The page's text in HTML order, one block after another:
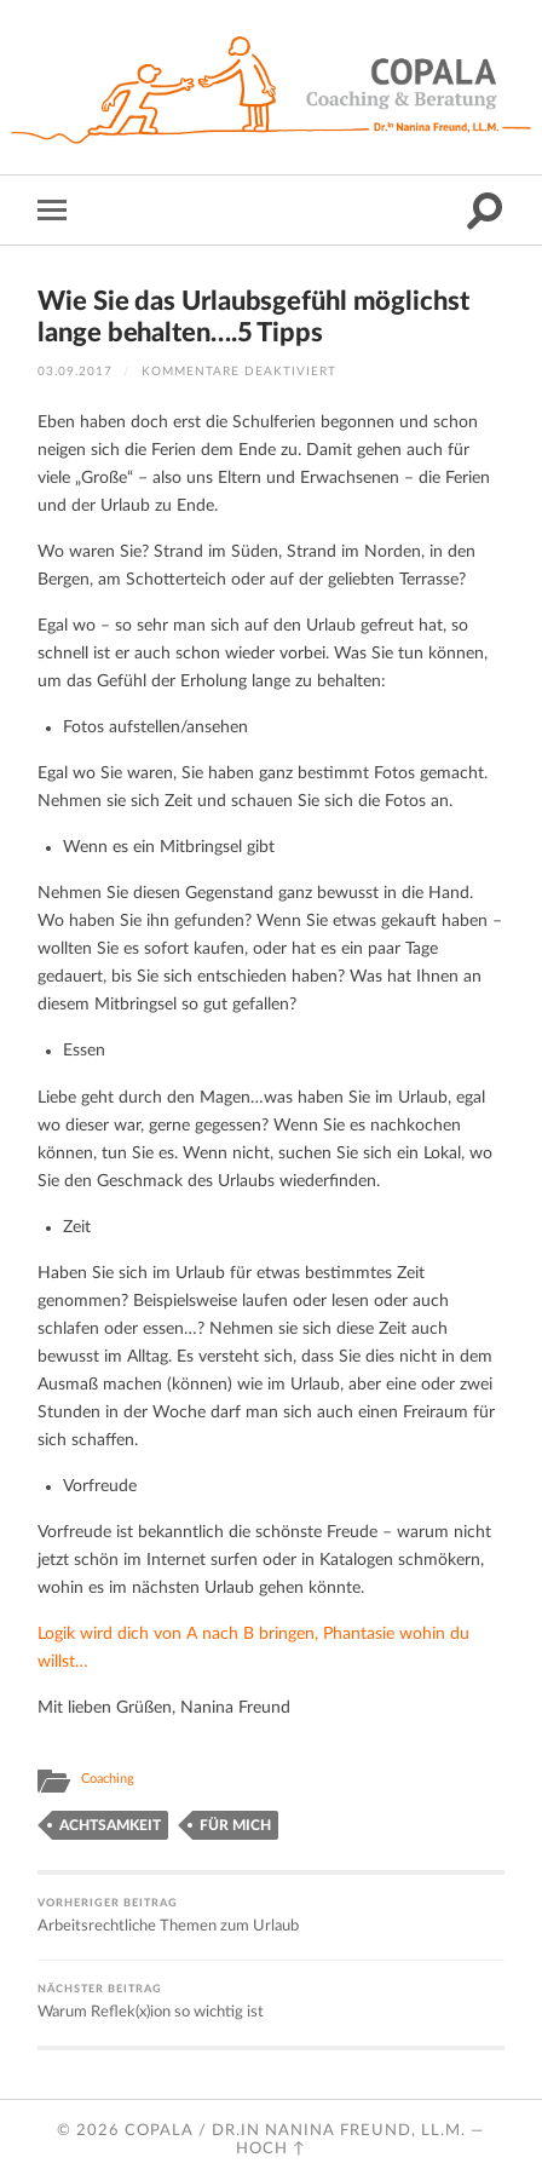
Wie Sie das Urlaubsgefühl möglichst
lange behalten….5 Tipps
03.09.2017 / KOMMENTARE DEAKTIVIERT
URLAUBSGEFÜHL
MÖGLICHST
LANGE
BEHALTEN….5
TIPPS
Eben haben doch erst die Schulferien begonnen und schon
neigen sich die Ferien dem Ende zu. Damit gehen auch für
viele „Große“ – also uns Eltern und Erwachsenen – die Ferien
und der Urlaub zu Ende.
Wo waren Sie? Strand im Süden, Strand im Norden, in den
Bergen, am Schotterteich oder auf der geliebten Terrasse?
Egal wo – so sehr man sich auf den Urlaub gefreut hat, so
schnell ist er auch schon wieder vorbei. Was Sie tun können,
um das Gefühl der Erholung lange zu behalten:
Fotos aufstellen/ansehen
Egal wo Sie waren, Sie haben ganz bestimmt Fotos gemacht.
Nehmen sie sich Zeit und schauen Sie sich die Fotos an.
Wenn es ein Mitbringsel gibt
Nehmen Sie diesen Gegenstand ganz bewusst in die Hand.
Wo haben Sie ihn gefunden? Wenn Sie etwas gekauft haben –
wollten Sie es sofort kaufen, oder hat es ein paar Tage
gedauert, bis Sie sich entschieden haben? Was hat Ihnen an
diesem Mitbringsel so gut gefallen?
Essen
Liebe geht durch den Magen…was haben Sie im Urlaub, egal
wo dieser war, gerne gegessen? Wenn Sie es nachkochen
können, tun Sie es. Wenn nicht, suchen Sie sich ein Lokal, wo
Sie den Geschmack des Urlaubs wiederfinden.
Zeit
Haben Sie sich im Urlaub für etwas bestimmtes Zeit
genommen? Beispielsweise laufen oder lesen oder auch
schlafen oder essen…? Nehmen sie sich diese Zeit auch
bewusst im Alltag. Es versteht sich, dass Sie dies nicht in dem
Ausmaß machen (können) wie im Urlaub, aber eine oder zwei
Stunden in der Woche darf man sich auch einen Freiraum für
sich schaffen.
Vorfreude
Vorfreude ist bekanntlich die schönste Freude – warum nicht
jetzt schön im Internet surfen oder in Katalogen schmökern,
wohin es im nächsten Urlaub gehen könnte.
Logik wird dich von A nach B bringen, Phantasie wohin du
willst…
Mit lieben Grüßen, Nanina Freund
Coaching
ACHTSAMKEIT FÜR MICH
VORHERIGER BEITRAG
Arbeitsrechtliche Themen zum Urlaub
NÄCHSTER BEITRAG
Warum Reflek(x)ion so wichtig ist
© 2026COPALA / DR.IN NANINA FREUND, LL.M. —
HOCH ↑